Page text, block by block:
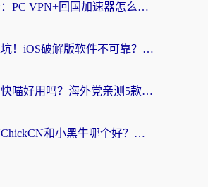
海外党必看：PC VPN+回国加速器怎么选？无缝访问国内资源全攻略
海外党别踩坑！iOS破解版软件不可靠？教你选对回国加速器无缝看国内资源
雷神手游和快喵好用吗？海外党亲测5款回国加速器，附斧牛Bling对比+微信视频号解决办法
海外党纠结ChickCN和小黑牛哪个好？一篇帮你选对回国加速器的实用指南